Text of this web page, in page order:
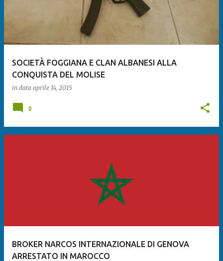
SOCIETÀ FOGGIANA E CLAN ALBANESI ALLA
CONQUISTA DEL MOLISE
in data aprile 14, 2015
0
BROKER NARCOS INTERNAZIONALE DI GENOVA
ARRESTATO IN MAROCCO